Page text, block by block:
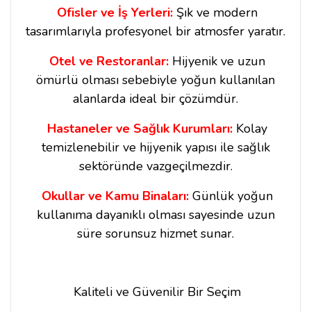
Ofisler ve İş Yerleri: Şık ve modern
tasarımlarıyla profesyonel bir atmosfer yaratır.
Otel ve Restoranlar: Hijyenik ve uzun
ömürlü olması sebebiyle yoğun kullanılan
alanlarda ideal bir çözümdür.
Hastaneler ve Sağlık Kurumları: Kolay
temizlenebilir ve hijyenik yapısı ile sağlık
sektöründe vazgeçilmezdir.
Okullar ve Kamu Binaları: Günlük yoğun
kullanıma dayanıklı olması sayesinde uzun
süre sorunsuz hizmet sunar.
Kaliteli ve Güvenilir Bir Seçim